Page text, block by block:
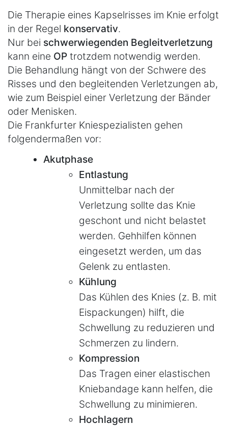
Die Therapie eines Kapselrisses im Knie erfolgt
in der Regel konservativ.
Nur bei schwerwiegenden Begleitverletzung
kann eine OP trotzdem notwendig werden.
Die Behandlung hängt von der Schwere des
Risses und den begleitenden Verletzungen ab,
wie zum Beispiel einer Verletzung der Bänder
oder Menisken.
Die Frankfurter Kniespezialisten gehen
folgendermaßen vor:
Akutphase
Entlastung
Unmittelbar nach der
Verletzung sollte das Knie
geschont und nicht belastet
werden. Gehhilfen können
eingesetzt werden, um das
Gelenk zu entlasten.
Kühlung
Das Kühlen des Knies (z. B. mit
Eispackungen) hilft, die
Schwellung zu reduzieren und
Schmerzen zu lindern.
Kompression
Das Tragen einer elastischen
Kniebandage kann helfen, die
Schwellung zu minimieren.
Hochlagern